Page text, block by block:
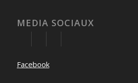
MEDIA SOCIAUX
Facebook